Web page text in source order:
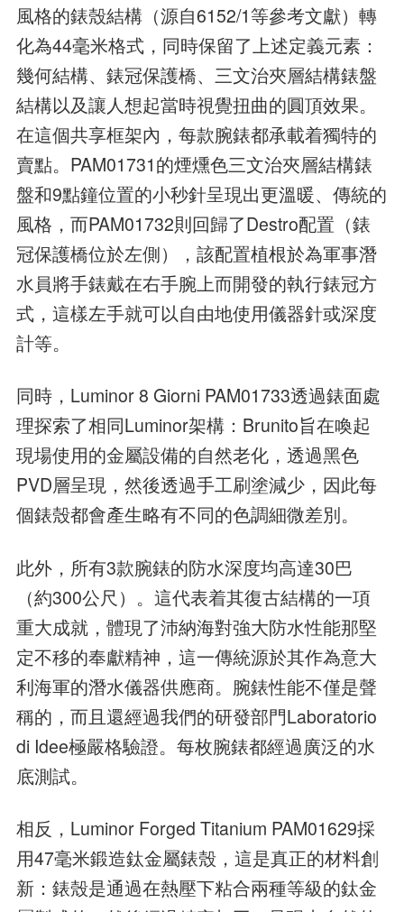
風格的錶殼結構（源自6152/1等參考文獻）轉
化為44毫米格式，同時保留了上述定義元素：
幾何結構、錶冠保護橋、三文治夾層結構錶盤
結構以及讓人想起當時視覺扭曲的圓頂效果。
在這個共享框架內，每款腕錶都承載着獨特的
賣點。PAM01731的煙燻色三文治夾層結構錶
盤和9點鐘位置的小秒針呈現出更溫暖、傳統的
風格，而PAM01732則回歸了Destro配置（錶
冠保護橋位於左側），該配置植根於為軍事潛
水員將手錶戴在右手腕上而開發的執行錶冠方
式，這樣左手就可以自由地使用儀器針或深度
計等。
同時，Luminor 8 Giorni PAM01733透過錶面處
理探索了相同Luminor架構：Brunito旨在喚起
現場使用的金屬設備的自然老化，透過黑色
PVD層呈現，然後透過手工刷塗減少，因此每
個錶殼都會產生略有不同的色調細微差別。
此外，所有3款腕錶的防水深度均高達30巴
（約300公尺）。這代表着其復古結構的一項
重大成就，體現了沛納海對強大防水性能那堅
定不移的奉獻精神，這一傳統源於其作為意大
利海軍的潛水儀器供應商。腕錶性能不僅是聲
稱的，而且還經過我們的研發部門Laboratorio
di Idee極嚴格驗證。每枚腕錶都經過廣泛的水
底測試。
相反，Luminor Forged Titanium PAM01629採
用47毫米鍛造鈦金屬錶殼，這是真正的材料創
新：錶殼是通過在熱壓下粘合兩種等級的鈦金